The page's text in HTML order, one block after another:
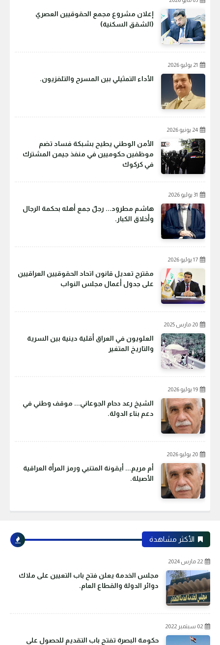
إعلان مشروع مجمع الحقوقيين العصري
(الشقق السكنية)
21 يوليو 2026
الأداء التمثيلي بين المسرح والتلفزيون.
24 يونيو 2026
الأمن الوطني يطيح بشبكة فساد تضم
موظفين حكوميين في منفذ جيمن المشترك
في كركوك
31 يوليو 2026
هاشم مطرود... رجلٌ جمع أهله بحكمة الرجال
وأخلاق الكبار.
17 يوليو 2026
مقترح تعديل قانون اتحاد الحقوقيين العراقيين
على جدول أعمال مجلس النواب
20 مارس 2025
العلويون في العراق أقلية دينية بين السرية
والتاريخ المتغير
19 يوليو 2026
الشيخ رعد دحام الجوعاني... موقف وطني في
دعم بناء الدولة.
20 يوليو 2026
أم مريم... أيقونة المتنبي ورمز المرأة العراقية
الأصيلة.
الأكثر مشاهدة
22 مارس 2024
مجلس الخدمة يعلن فتح باب التعيين على ملاك
دوائر الدولة والقطاع العام.
02 سبتمبر 2022
حكومة البصرة تفتح باب التقديم للحصول على